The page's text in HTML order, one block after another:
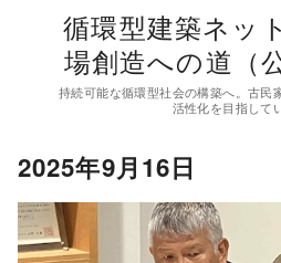
循環型建築ネッ
場創造への道（
持続可能な循環型社会の構築へ。古民
活性化を目指して
2025年9月16日